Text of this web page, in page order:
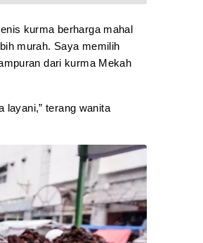
kurma berharga mahal
murah. Saya memilih
dari kurma Mekah
layani,” terang wanita